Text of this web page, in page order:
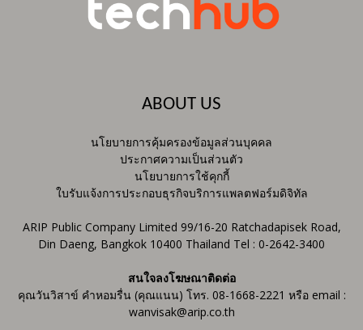
ABOUT US
นโยบายการคุ้มครองข้อมูลส่วนบุคคล
ประกาศความเป็นส่วนตัว
นโยบายการใช้คุกกี้
ใบรับแจ้งการประกอบธุรกิจบริการแพลตฟอร์มดิจิทัล
ARIP Public Company Limited 99/16-20 Ratchadapisek Road,
Din Daeng, Bangkok 10400 Thailand Tel : 0-2642-3400
สนใจลงโฆษณาติดต่อ
คุณวันวิสาข์ คำหอมรื่น (คุณแนน) โทร. 08-1668-2221 หรือ email :
wanvisak@arip.co.th